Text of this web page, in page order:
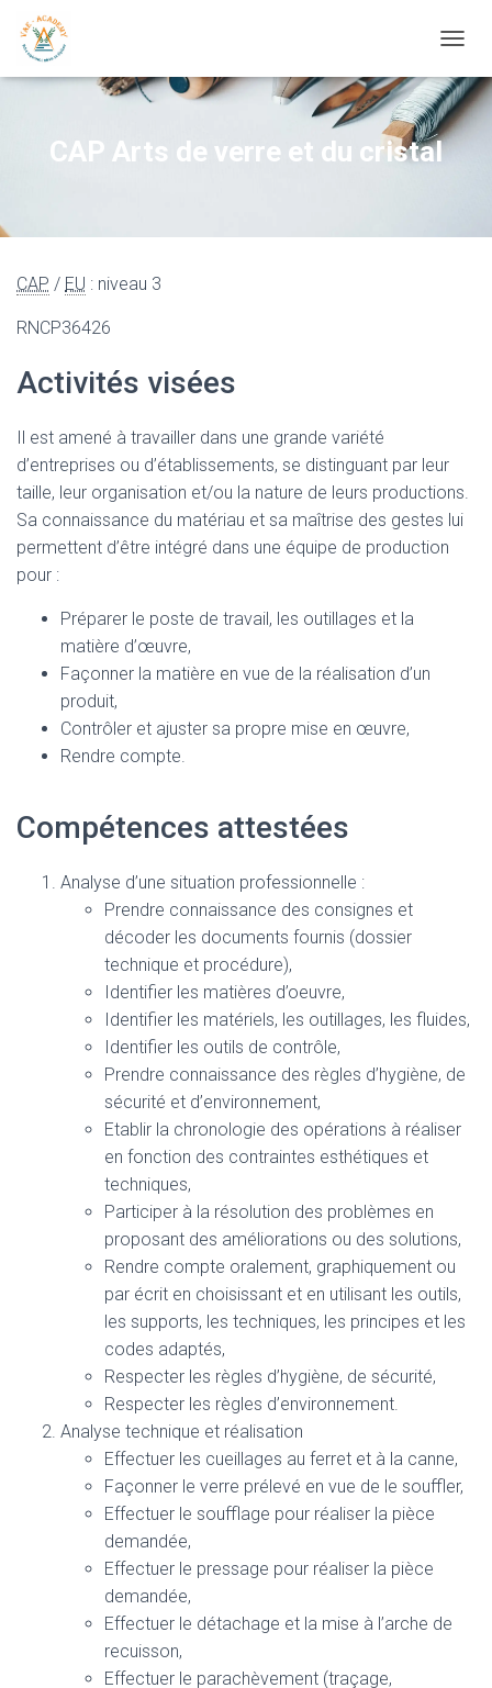
CAP Arts de verre et du cristal
CAP / EU : niveau 3
RNCP36426
Activités visées
Il est amené à travailler dans une grande variété
d’entreprises ou d’établissements, se distinguant par leur
taille, leur organisation et/ou la nature de leurs productions.
Sa connaissance du matériau et sa maîtrise des gestes lui
permettent d’être intégré dans une équipe de production
pour :
Préparer le poste de travail, les outillages et la
matière d’œuvre,
Façonner la matière en vue de la réalisation d’un
produit,
Contrôler et ajuster sa propre mise en œuvre,
Rendre compte.
Compétences attestées
Analyse d’une situation professionnelle :
Prendre connaissance des consignes et
décoder les documents fournis (dossier
technique et procédure),
Identifier les matières d’oeuvre,
Identifier les matériels, les outillages, les fluides,
Identifier les outils de contrôle,
Prendre connaissance des règles d’hygiène, de
sécurité et d’environnement,
Etablir la chronologie des opérations à réaliser
en fonction des contraintes esthétiques et
techniques,
Participer à la résolution des problèmes en
proposant des améliorations ou des solutions,
Rendre compte oralement, graphiquement ou
par écrit en choisissant et en utilisant les outils,
les supports, les techniques, les principes et les
codes adaptés,
Respecter les règles d’hygiène, de sécurité,
Respecter les règles d’environnement.
Analyse technique et réalisation
Effectuer les cueillages au ferret et à la canne,
Façonner le verre prélevé en vue de le souffler,
Effectuer le soufflage pour réaliser la pièce
demandée,
Effectuer le pressage pour réaliser la pièce
demandée,
Effectuer le détachage et la mise à l’arche de
recuisson,
Effectuer le parachèvement (traçage,